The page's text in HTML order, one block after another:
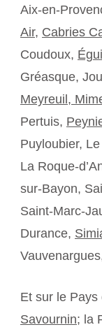
Aix-en-
Air, Cabries
Coudoux,
Gréasque,
Meyreuil,
Pertuis,
Puyloubier,
La Roque-
sur-Bayon,
Saint-Marc-
Durance,
Et sur le Pays
Savournin; la